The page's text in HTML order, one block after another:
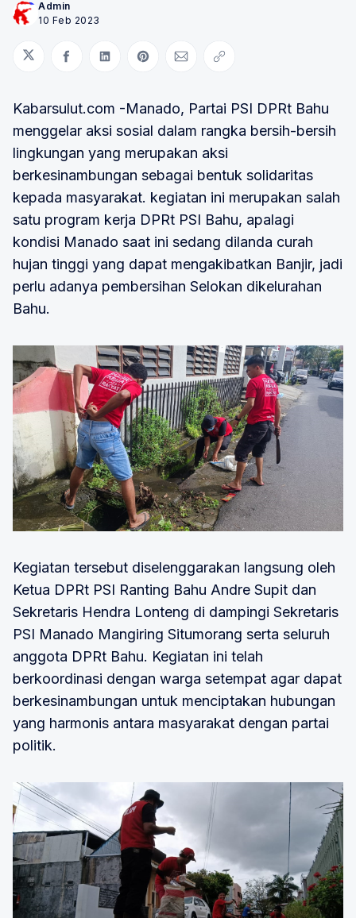
Admin
10 Feb 2023
Bagikan di Twitter
Bagikan di Facebook
Bagikan di LinkedIn
Bagikan di Pinterest
Bagikan melalui Email
Salin tautan
Kabarsulut.com -Manado, Partai PSI DPRt Bahu
menggelar aksi sosial dalam rangka bersih-bersih
lingkungan yang merupakan aksi
berkesinambungan sebagai bentuk solidaritas
kepada masyarakat. kegiatan ini merupakan salah
satu program kerja DPRt PSI Bahu, apalagi
kondisi Manado saat ini sedang dilanda curah
hujan tinggi yang dapat mengakibatkan Banjir, jadi
perlu adanya pembersihan Selokan dikelurahan
Bahu.
Kegiatan tersebut diselenggarakan langsung oleh
Ketua DPRt PSI Ranting Bahu Andre Supit dan
Sekretaris Hendra Lonteng di dampingi Sekretaris
PSI Manado Mangiring Situmorang serta seluruh
anggota DPRt Bahu. Kegiatan ini telah
berkoordinasi dengan warga setempat agar dapat
berkesinambungan untuk menciptakan hubungan
yang harmonis antara masyarakat dengan partai
politik.